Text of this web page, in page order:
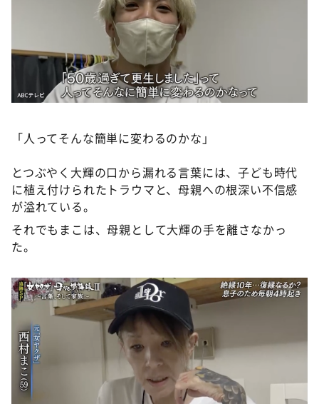
「人ってそんな簡単に変わるのかな」
とつぶやく大輝の口から漏れる言葉には、子ども時代
に植え付けられたトラウマと、母親への根深い不信感
が溢れている。
それでもまこは、母親として大輝の手を離さなかっ
た。